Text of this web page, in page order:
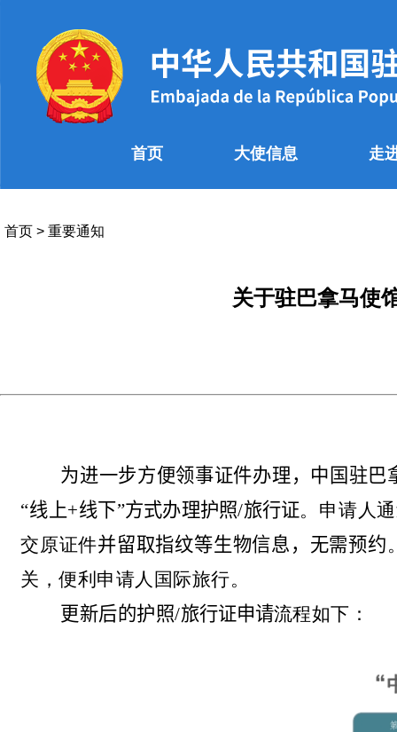
首页 大使信息 走
首页 > 重要通知
关于驻巴拿马使
为进一步方便领事证件办理， 中国驻巴
“线上+线下”方式办理护照/旅行证。申请人
交原证件并留取指纹等生物信息，无需预约
关，便利申请人国际旅行。
更新后的护照/旅行证申请流程如下：